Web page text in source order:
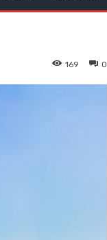
0
169